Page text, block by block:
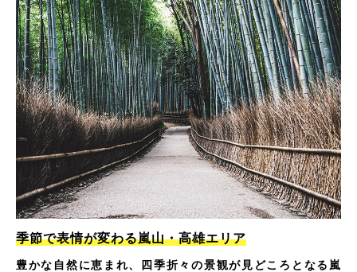
季節で表情が変わる嵐山・高雄エリア
豊かな自然に恵まれ、四季折々の景観が見どころとなる嵐